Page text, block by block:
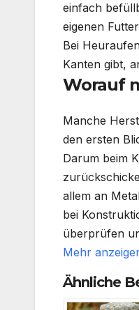
einfach
eigenen
Bei
Kanten gibt,
Worauf
Manche
den ersten
Darum beim
allem an
bei
überprüfen
Mehr
Ähnliche